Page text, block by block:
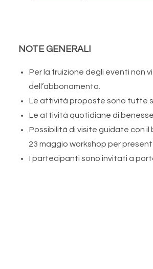
NOTE GENERALI
Per la fruizione degli eventi non
dell’abbonamento.
Le attività proposte sono tutte
Le attività quotidiane di
Possibilità di visite guidate con
23 maggio workshop per
I partecipanti sono invitati a